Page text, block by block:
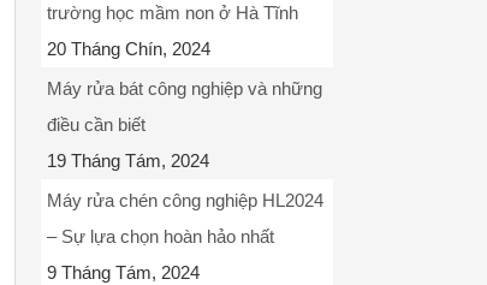
trường học mầm non ở Hà Tĩnh
20 Tháng Chín, 2024
Máy rửa bát công nghiệp và những
điều cần biết
19 Tháng Tám, 2024
Máy rửa chén công nghiệp HL2024
– Sự lựa chọn hoàn hảo nhất
9 Tháng Tám, 2024